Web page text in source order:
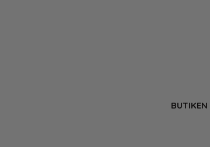
BUTIKEN